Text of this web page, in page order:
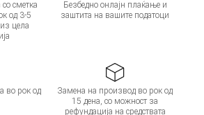
сметка
од 3-5
цела
Безбедно онлајн плаќање и
заштита на вашите податоци
во рок од
Замена на производ во рок од
15 дена, со можност за
рефундација на средствата